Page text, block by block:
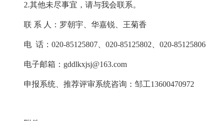
2.其他未尽事宜，请与我会联系。
联 系 人：罗朝宇、华嘉锐、王菊香
电 话：020-85125807、020-85125802、020-85125806
电子邮箱：gddlkxjsj@163.com
申报系统、推荐评审系统咨询：邹工13600470972